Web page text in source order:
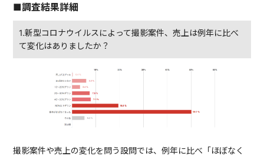
■調査結果詳細
1.新型コロナウイルスによって撮影案件、売上は例年に比べ
て変化はありましたか？
撮影案件や売上の変化を問う設問では、例年に比べ「ほぼなく